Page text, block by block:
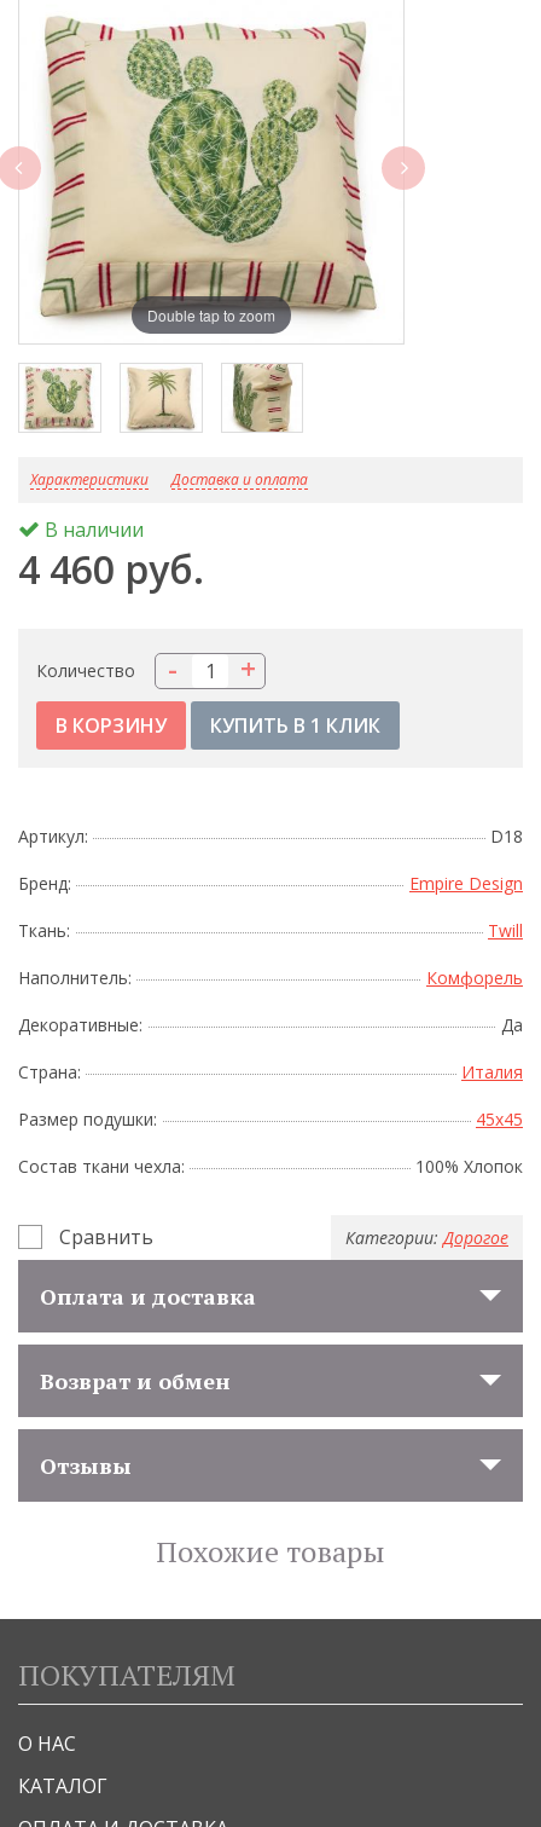
Double tap to zoom
next
Характеристики Доставка и оплата
В наличии
4 460 руб.
Количество +
-
КУПИТЬ В 1 КЛИК
Артикул: D18
Бренд: Empire Design
Ткань: Twill
Наполнитель: Комфорель
Декоративные: Да
Страна: Италия
Размер подушки: 45x45
Состав ткани чехла: 100% Хлопок
Сравнить Категории: Дорогое
Оплата и доставка
Возврат и обмен
Отзывы
Похожие товары
ПОКУПАТЕЛЯМ
О НАС
КАТАЛОГ